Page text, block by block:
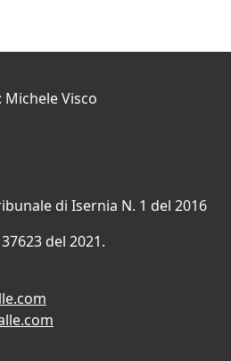
Visco
di Isernia N. 1 del 2016
del 2021.